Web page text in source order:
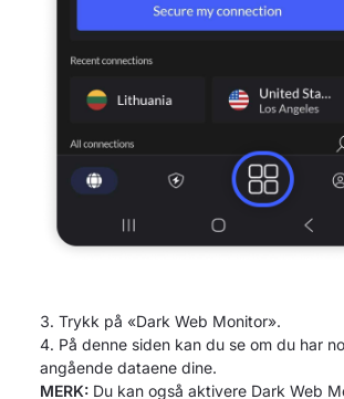
Trykk på «Dark Web Monitor».
På denne siden kan du se om du har
angående dataene dine.
MERK: Du kan også aktivere Dark Web